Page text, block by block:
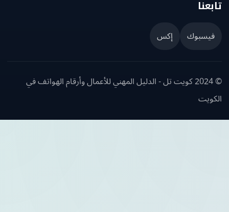
إكس
© 2024 كويت تل - الدليل المهني للأعمال وأرقام الهواتف في